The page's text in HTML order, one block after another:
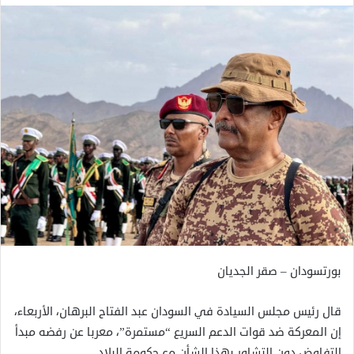
بورتسودان – صقر الجديان
قال رئيس مجلس السيادة في السودان عبد الفتاح البرهان، الأربعاء،
إن المعركة ضد قوات الدعم السريع “مستمرة”، معربا عن رفضه مبدأ